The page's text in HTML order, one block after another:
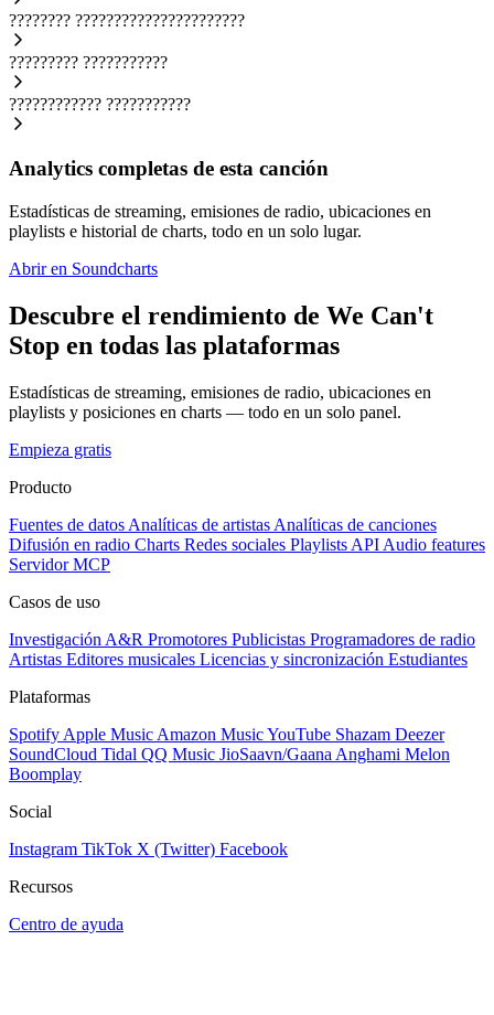
???????? ??????????????????????
????????? ???????????
???????????? ???????????
Analytics completas de esta canción
Estadísticas de streaming, emisiones de radio, ubicaciones en
playlists e historial de charts, todo en un solo lugar.
Abrir en Soundcharts
Descubre el rendimiento de We Can't
Stop en todas las plataformas
Estadísticas de streaming, emisiones de radio, ubicaciones en
playlists y posiciones en charts — todo en un solo panel.
Empieza gratis
Producto
Fuentes de datos Analíticas de artistas Analíticas de canciones
Difusión en radio Charts Redes sociales Playlists API Audio features
Servidor MCP
Casos de uso
Investigación A&R Promotores Publicistas Programadores de radio
Artistas Editores musicales Licencias y sincronización Estudiantes
Plataformas
Spotify Apple Music Amazon MusicYouTube Shazam Deezer
SoundCloud Tidal QQ Music JioSaavn/Gaana Anghami Melon
Boomplay
Social
Instagram TikTok X (Twitter) Facebook
Recursos
Centro de ayuda